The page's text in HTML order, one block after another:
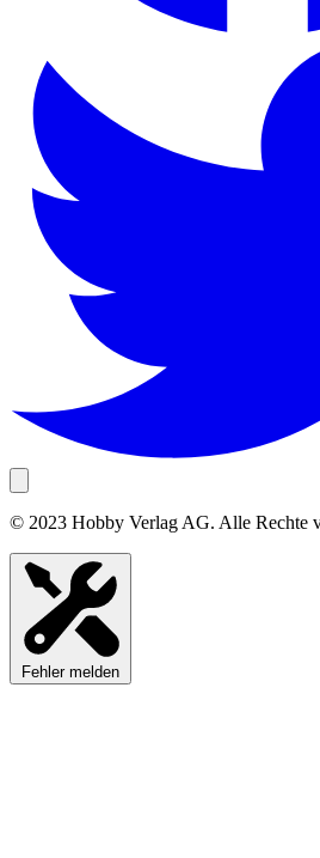
© 2023 Hobby Verlag AG. Alle Rechte
Fehler melden